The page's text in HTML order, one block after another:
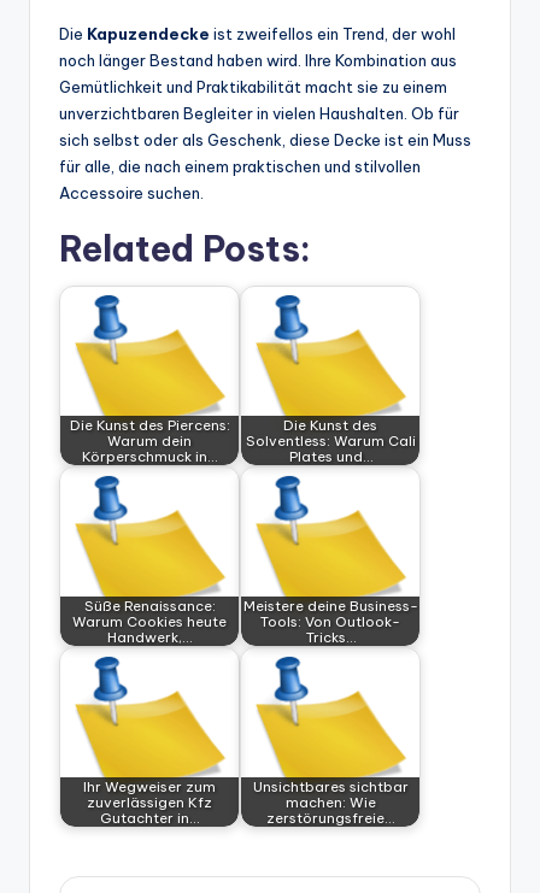
Die Kapuzendecke ist zweifellos ein Trend, der wohl
noch länger Bestand haben wird. Ihre Kombination aus
Gemütlichkeit und Praktikabilität macht sie zu einem
unverzichtbaren Begleiter in vielen Haushalten. Ob für
sich selbst oder als Geschenk, diese Decke ist ein Muss
für alle, die nach einem praktischen und stilvollen
Accessoire suchen.
Related Posts:
Die Kunst des Piercens:
Warum dein
Körperschmuck in…
Die Kunst des
Solventless: Warum Cali
Plates und…
Süße Renaissance:
Warum Cookies heute
Handwerk,…
Meistere deine Business-
Tools: Von Outlook-
Tricks…
Ihr Wegweiser zum
zuverlässigen Kfz
Gutachter in…
Unsichtbares sichtbar
machen: Wie
zerstörungsfreie…